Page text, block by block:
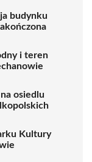
budynku
i teren
osiedlu
Kultury